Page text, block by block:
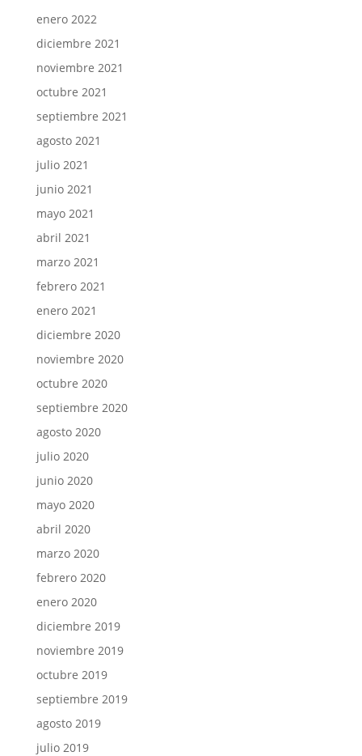
enero 2022
diciembre 2021
noviembre 2021
octubre 2021
septiembre 2021
agosto 2021
julio 2021
junio 2021
mayo 2021
abril 2021
marzo 2021
febrero 2021
enero 2021
diciembre 2020
noviembre 2020
octubre 2020
septiembre 2020
agosto 2020
julio 2020
junio 2020
mayo 2020
abril 2020
marzo 2020
febrero 2020
enero 2020
diciembre 2019
noviembre 2019
octubre 2019
septiembre 2019
agosto 2019
julio 2019